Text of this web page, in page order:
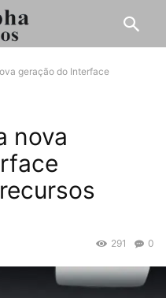
geração do Interface
nova
0
291